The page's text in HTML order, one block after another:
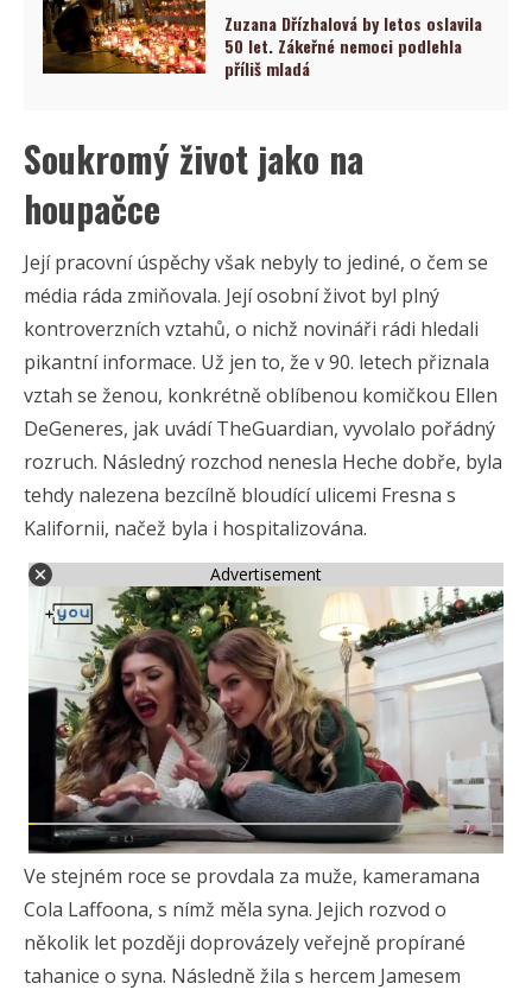
Zuzana Dřízhalová by letos oslavila
50 let. Zákeřné nemoci podlehla
příliš mladá
Soukromý život jako na
houpačce
Její pracovní úspěchy však nebyly to jediné, o čem se
média ráda zmiňovala. Její osobní život byl plný
kontroverzních vztahů, o nichž novináři rádi hledali
pikantní informace. Už jen to, že v 90. letech přiznala
vztah se ženou, konkrétně oblíbenou komičkou Ellen
DeGeneres, jak uvádí TheGuardian, vyvolalo pořádný
rozruch. Následný rozchod nenesla Heche dobře, byla
tehdy nalezena bezcílně bloudící ulicemi Fresna s
Kalifornii, načež byla i hospitalizována.
Advertisement
Ve stejném roce se provdala za muže, kameramana
Cola Laffoona, s nímž měla syna. Jejich rozvod o
několik let později doprovázely veřejně propírané
tahanice o syna. Následně žila s hercem Jamesem